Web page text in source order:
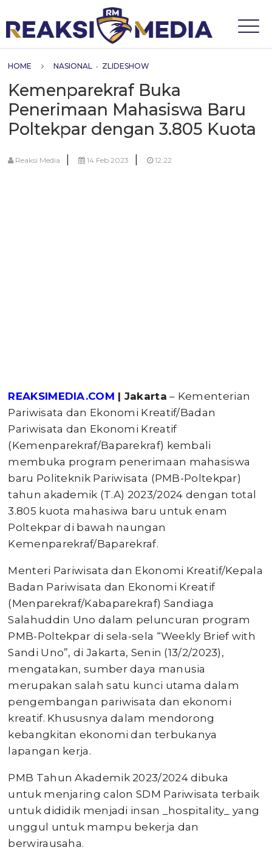
HOME NASIONAL • ZLIDESHOW
Kemenparekraf Buka
Penerimaan Mahasiswa Baru
Poltekpar dengan 3.805 Kuota
Reaksi Media | 14 Feb 2023 | 12:22
REAKSIMEDIA.COM | Jakarta – Kementerian
Pariwisata dan Ekonomi Kreatif/Badan
Pariwisata dan Ekonomi Kreatif
(Kemenparekraf/Baparekraf) kembali
membuka program penerimaan mahasiswa
baru Politeknik Pariwisata (PMB-Poltekpar)
tahun akademik (T.A) 2023/2024 dengan total
3.805 kuota mahasiwa baru untuk enam
Poltekpar di bawah naungan
Kemenparekraf/Baparekraf.
Menteri Pariwisata dan Ekonomi Kreatif/Kepala
Badan Pariwisata dan Ekonomi Kreatif
(Menparekraf/Kabaparekraf) Sandiaga
Salahuddin Uno dalam peluncuran program
PMB-Poltekpar di sela-sela “Weekly Brief with
Sandi Uno”, di Jakarta, Senin (13/2/2023),
mengatakan, sumber daya manusia
merupakan salah satu kunci utama dalam
pengembangan pariwisata dan ekonomi
kreatif. Khususnya dalam mendorong
kebangkitan ekonomi dan terbukanya
lapangan kerja.
PMB Tahun Akademik 2023/2024 dibuka
untuk menjaring calon SDM Pariwisata terbaik
untuk dididik menjadi insan _hospitality_ yang
unggul untuk mampu bekerja dan
berwirausaha.